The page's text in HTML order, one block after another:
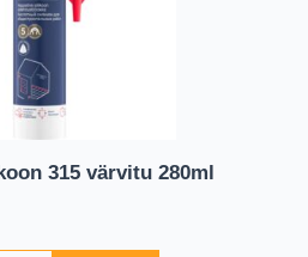
315 värvitu 280ml